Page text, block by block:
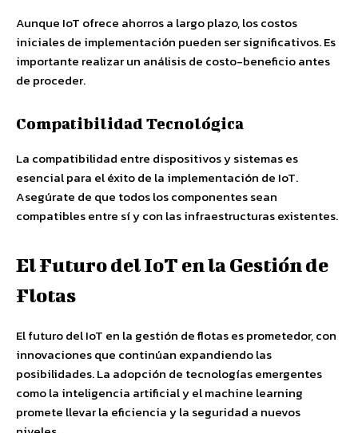
Aunque IoT ofrece ahorros a largo plazo, los costos
iniciales de implementación pueden ser significativos. Es
importante realizar un análisis de costo-beneficio antes
de proceder.
Compatibilidad Tecnológica
La compatibilidad entre dispositivos y sistemas es
esencial para el éxito de la implementación de IoT.
Asegúrate de que todos los componentes sean
compatibles entre sí y con las infraestructuras existentes.
El Futuro del IoT en la Gestión de
Flotas
El futuro del IoT en la gestión de flotas es prometedor, con
innovaciones que continúan expandiendo las
posibilidades. La adopción de tecnologías emergentes
como la inteligencia artificial y el machine learning
promete llevar la eficiencia y la seguridad a nuevos